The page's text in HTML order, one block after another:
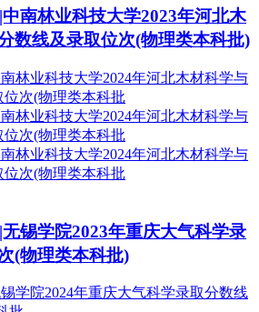
南林业科技大学2023年河北木
数线及录取位次(物理类本科批)
锡学院2023年重庆大气科学录
(物理类本科批)